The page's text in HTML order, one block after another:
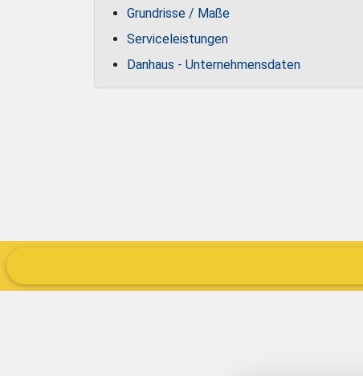
Grundrisse / Maße
Serviceleistungen
Danhaus - Unternehmensdaten